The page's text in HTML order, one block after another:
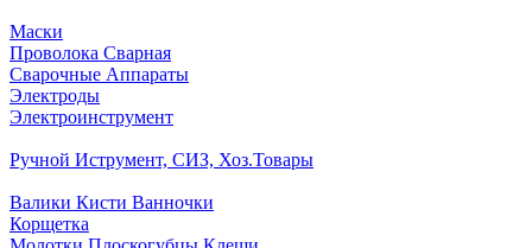
Маски
Проволока Сварная
Сварочные Аппараты
Электроды
Электроинструмент
Ручной Иструмент, СИЗ, Хоз.Товары
Валики Кисти Ванночки
Корщетка